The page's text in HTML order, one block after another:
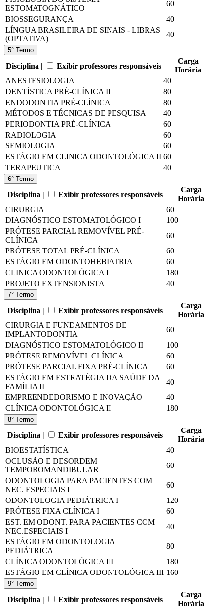
ESTOMATOGNÁTICO
60
BIOSSEGURANÇA
40
LÍNGUA BRASILEIRA DE SINAIS - LIBRAS
(OPTATIVA)
40
5° Termo
Disciplina | Exibir professores responsáveis
Carga
Horária
ANESTESIOLOGIA
40
DENTÍSTICA PRÉ-CLÍNICA II
80
ENDODONTIA PRÉ-CLÍNICA
80
MÉTODOS E TÉCNICAS DE PESQUISA
40
PERIODONTIA PRÉ-CLÍNICA
60
RADIOLOGIA
60
SEMIOLOGIA
60
ESTÁGIO EM CLINICA ODONTOLÓGICA II 60
TERAPEUTICA
40
6° Termo
Disciplina | Exibir professores responsáveis
Carga
Horária
CIRURGIA
60
DIAGNÓSTICO ESTOMATOLÓGICO I
100
PRÓTESE PARCIAL REMOVÍVEL PRÉ-
CLÍNICA
60
PRÓTESE TOTAL PRÉ-CLÍNICA
60
ESTÁGIO EM ODONTOHEBIATRIA
60
CLINICA ODONTOLÓGICA I
180
PROJETO EXTENSIONISTA
40
7° Termo
Disciplina | Exibir professores responsáveis
Carga
Horária
CIRURGIA E FUNDAMENTOS DE
IMPLANTODONTIA
60
DIAGNÓSTICO ESTOMATOLÓGICO II
100
PRÓTESE REMOVÍVEL CLÍNICA
60
PRÓTESE PARCIAL FIXA PRÉ-CLÍNICA
60
ESTÁGIO EM ESTRATÉGIA DA SAÚDE DA
FAMÍLIA II
40
EMPREENDEDORISMO E INOVAÇÃO
40
CLÍNICA ODONTOLÓGICA II
180
8° Termo
Disciplina | Exibir professores responsáveis
Carga
Horária
BIOESTATÍSTICA
40
OCLUSÃO E DESORDEM
TEMPOROMANDIBULAR
60
ODONTOLOGIA PARA PACIENTES COM
NEC. ESPECIAIS I
60
ODONTOLOGIA PEDIÁTRICA I
120
PRÓTESE FIXA CLÍNICA I
60
EST. EM ODONT. PARA PACIENTES COM
NEC.ESPECIAIS I
40
ESTÁGIO EM ODONTOLOGIA
PEDIÁTRICA
80
CLÍNICA ODONTOLÓGICA III
180
ESTÁGIO EM CLÍNICA ODONTOLÓGICA III 160
9° Termo
Disciplina | Exibir professores responsáveis
Carga
Horária